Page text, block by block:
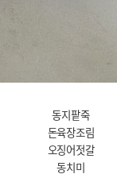
동지팥죽
돈육장조림
오징어젓갈
동치미